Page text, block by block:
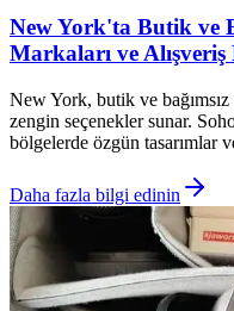
New York'ta Butik ve
Markaları ve Alışveriş
New York, butik ve bağımsız
zengin seçenekler sunar.
bölgelerde özgün tasarımlar
Daha fazla bilgi edinin